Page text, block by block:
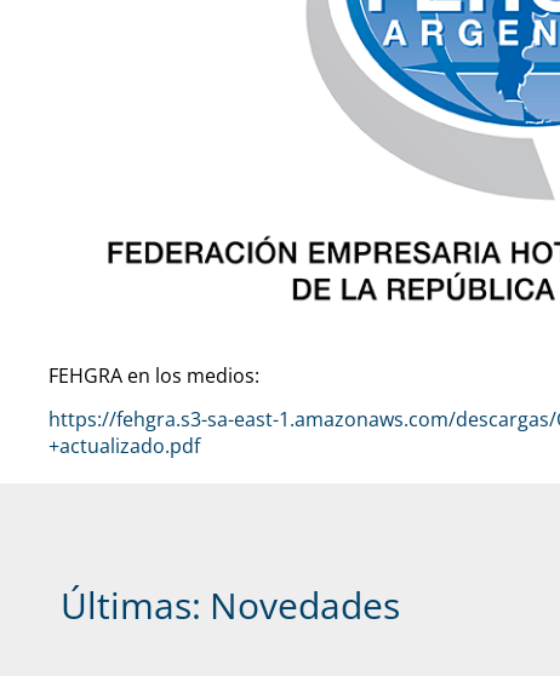
FEHGRA en los medios:
https://fehgra.s3-sa-east-1.amazonaws.com/
+actualizado.pdf
Últimas: Novedades